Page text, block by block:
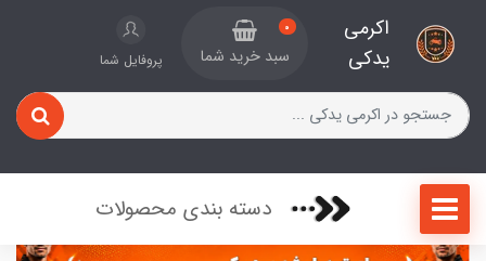
اکرمی
یدکی
0
سبد خرید شما پروفایل شما
دسته بندی محصولات